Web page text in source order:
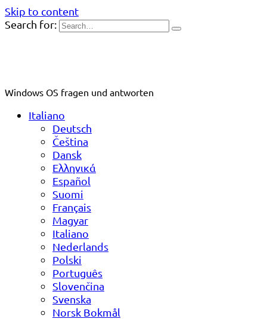
Skip to content
Search for:
Windows OS fragen und antworten
Italiano
Deutsch
Čeština
Dansk
Ελληνικά
Español
Suomi
Français
Magyar
Italiano
Nederlands
Polski
Português
Slovenčina
Svenska
Norsk Bokmål